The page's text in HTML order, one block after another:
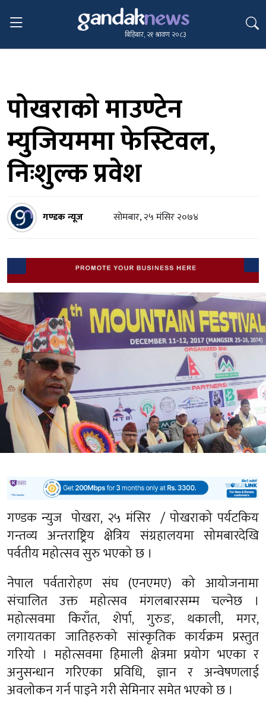
बिहिबार, २१ श्रावण २०८३
पोखराको माउण्टेन
म्युजियममा फेस्टिवल,
निःशुल्क प्रवेश
गण्डक न्यूज सोमबार, २५ मंसिर २०७४
गण्डक न्युज पोखरा, २५ मंसिर / पोखराको पर्यटकिय
गन्तव्य अन्तराष्ट्रिय क्षेत्रिय संग्रहालयमा सोमबारदेखि
पर्वतीय महोत्सव सुरु भएको छ ।
नेपाल पर्वतारोहण संघ (एनएमए) को आयोजनामा
संचालित उक्त महोत्सव मंगलबारसम्म चल्नेछ ।
महोत्सवमा किराँत, शेर्पा, गुरुङ, थकाली, मगर,
लगायतका जातिहरुको सांस्कृतिक कार्यक्रम प्रस्तुत
गरियो । महोत्सवमा हिमाली क्षेत्रमा प्रयोग भएका र
अनुसन्धान गरिएका प्रविधि, ज्ञान र अन्वेषणलाई
अवलोकन गर्न पाइने गरी सेमिनार समेत भएको छ ।